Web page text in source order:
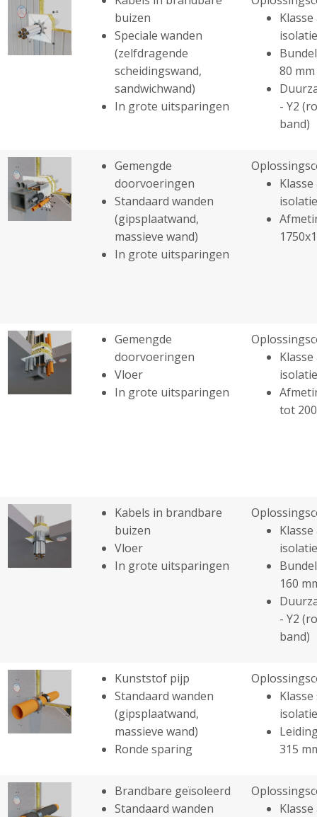
buizen
Speciale wanden
(zelfdragende
scheidingswand,
sandwichwand)
In grote uitsparingen
80 mm
- Y2
band)
Gemengde
doorvoeringen
Standaard wanden
(gipsplaatwand,
massieve wand)
In grote uitsparingen
Gemengde
doorvoeringen
Vloer
In grote uitsparingen
tot
Kabels in brandbare
buizen
Vloer
In grote uitsparingen
160
- Y2
band)
Kunststof pijp
Standaard wanden
(gipsplaatwand,
massieve wand)
Ronde sparing
315
Brandbare geïsoleerd
Standaard wanden